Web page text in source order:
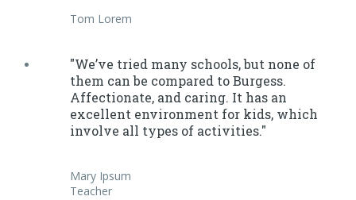
Tom Lorem
"We’ve tried many schools, but none of
them can be compared to Burgess.
Affectionate, and caring. It has an
excellent environment for kids, which
involve all types of activities."
Mary Ipsum
Teacher